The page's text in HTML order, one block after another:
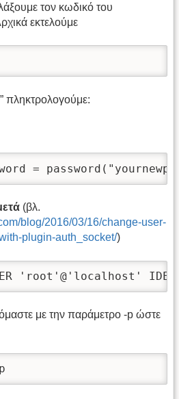
τον κωδικό του
εκτελούμε
πληκτρολογούμε:
=
(βλ.
blog/2016/03/16/change-user-
plugin-auth_socket/)
'root'@'localhost'
με την παράμετρο -p ώστε